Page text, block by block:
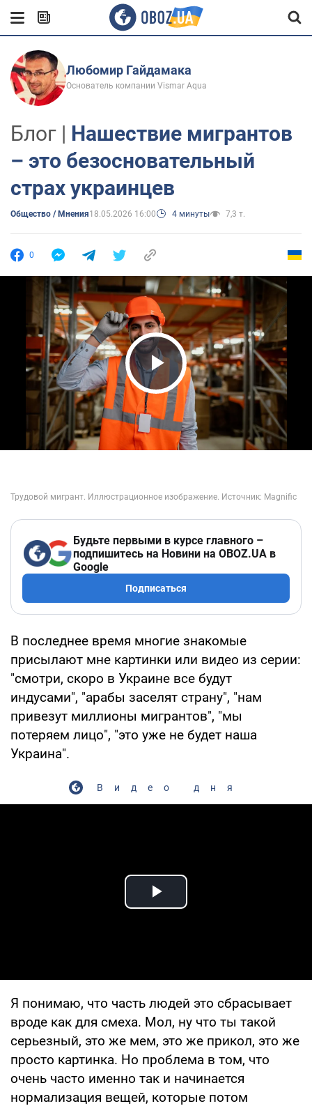
Любомир Гайдамака
Основатель компании Vismar Aqua
Блог | Нашествие мигрантов
– это безосновательный
страх украинцев
Общество / Мнения18.05.2026 16:00 4 минуты 7,3 т.
0
Play Video
Будьте первыми в курсе главного –
подпишитесь на Новини на OBOZ.UA в
Google
Подписаться
В последнее время многие знакомые
присылают мне картинки или видео из серии:
"смотри, скоро в Украине все будут
индусами", "арабы заселят страну", "нам
привезут миллионы мигрантов", "мы
потеряем лицо", "это уже не будет наша
Украина".
Видео дня
Play Video
Я понимаю, что часть людей это сбрасывает
вроде как для смеха. Мол, ну что ты такой
серьезный, это же мем, это же прикол, это же
просто картинка. Но проблема в том, что
очень часто именно так и начинается
нормализация вещей, которые потом